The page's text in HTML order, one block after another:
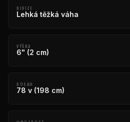
DIVIZE
Lehká těžká váha
VÝŠKA
6" (2 cm)
DOSAH
78 v (198 cm)